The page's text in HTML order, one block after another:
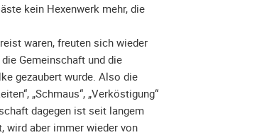
kein Hexenwerk mehr, die
waren, freuten sich wieder
Gemeinschaft und die
gezaubert wurde. Also die
„Schmaus“, „Verköstigung“
dagegen ist seit langem
wird aber immer wieder von